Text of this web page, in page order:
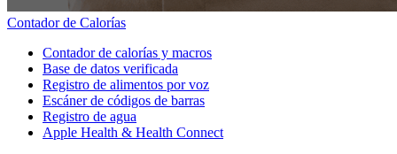
Contador de Calorías
Contador de calorías y macros
Base de datos verificada
Registro de alimentos por voz
Escáner de códigos de barras
Registro de agua
Apple Health & Health Connect